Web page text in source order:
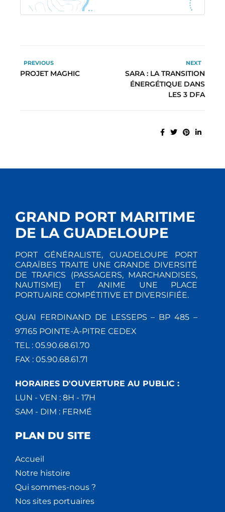
PREVIOUS
PROJET MAGHIC
NEXT
SARA : LA TRANSITION
ÉNERGÉTIQUE DANS
LES 3 DFA
GRAND PORT MARITIME
DE LA GUADELOUPE
PORT GÉNÉRALISTE, GUADELOUPE PORT
CARAÏBES TRAITE UNE GRANDE DIVERSITÉ
DE TRAFICS (PASSAGERS, MARCHANDISES,
NAUTISME) ET ANIME UNE PLACE
PORTUAIRE COMPÉTITIVE ET DIVERSIFIÉE.
QUAI FERDINAND DE LESSEPS – BP 485 –
97165 POINTE-À-PITRE CEDEX
TEL : 05.90.68.61.70
FAX : 05.90.68.61.71
HORAIRES D'OUVERTURE AU PUBLIC :
LUN - VEN : 8H - 17H
SAM - DIM : FERMÉ
PLAN DU SITE
Accueil
Notre histoire
Qui sommes-nous ?
Nos sites portuaires